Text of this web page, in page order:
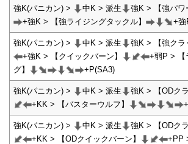
強K(パニカン) > 中K > 派生
強K > 【強パワ
+強K > 【強ライジングタックル】
+強
強K(パニカン) > 中K > 派生
強K > 【強クラ
+強K > 【クイックバーン】
+弱P > 【
グ】
+P(SA3)
強K(パニカン) > 中K > 派生
強K > 【ODク
+KK > 【バスターウルフ】
強K(パニカン) > 中K > 派生
強K > 【ODク
+KK > 【ODクイックバーン】
+PP